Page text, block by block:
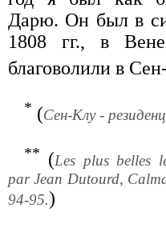
Дарю. Он был в
1808 гг., в
благоволили в
* (Сен-Клу -
** (Les plus belles
par Jean Dutourd,
94-95.)